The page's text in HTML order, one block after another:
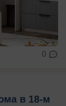
0
в 18‑м